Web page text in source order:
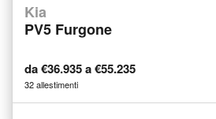
Kia
PV5 Furgone
da €36.935 a €55.235
32 allestimenti